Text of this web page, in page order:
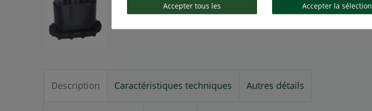
Description Caractéristiques techniques Autres détails
Accepter tous les Accepter la sélection